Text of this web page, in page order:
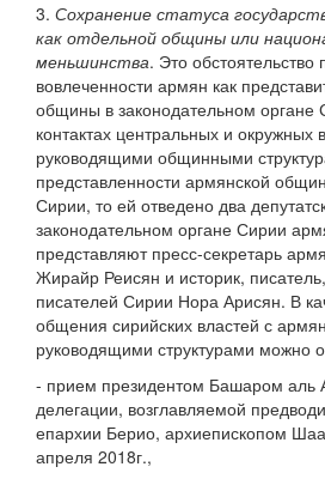
3. Сохранение статуса
как отдельной общины или
меньшинства. Это обстоятельство
вовлеченности армян как
общины в законодательном органе
контактах центральных и окружных
руководящими общинными
представленности армянской
Сирии, то ей отведено два
законодательном органе Сирии
представляют пресс-секретарь
Жирайр Реисян и историк,
писателей Сирии Нора Арисян. В
общения сирийских властей с
руководящими структурами можно
- прием президентом Башаром аль
делегации, возглавляемой
епархии Берио, архиепископом
апреля 2018г.,